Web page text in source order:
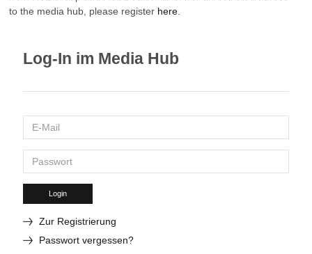
to the media hub, please register here
Log-In im Media Hub
Login
Zur Registrierung
Passwort vergessen?